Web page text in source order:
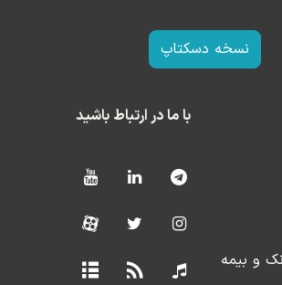
نسخه دسکتاپ
و بیمه
با ما در ارتباط باشید